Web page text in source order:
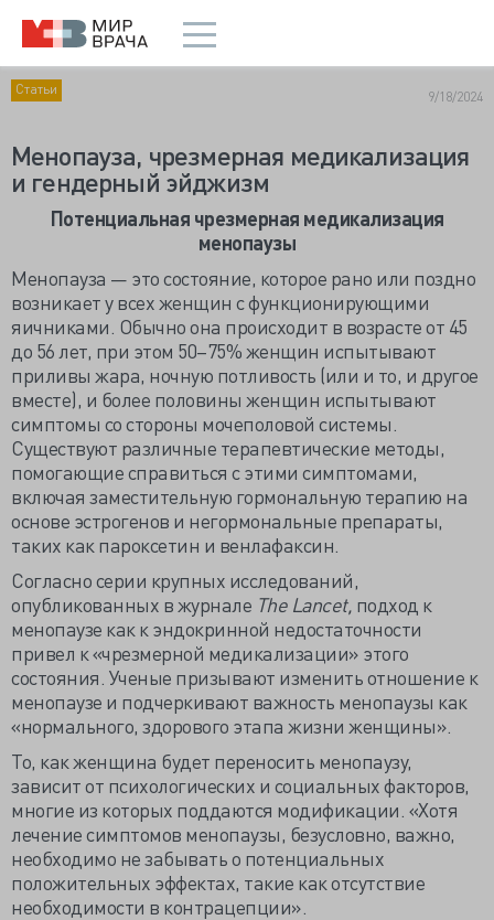
Статьи 9/18/2024
Менопауза, чрезмерная медикализация
и гендерный эйджизм
Потенциальная чрезмерная медикализация
менопаузы
Менопауза — это состояние, которое рано или поздно
возникает у всех женщин с функционирующими
яичниками. Обычно она происходит в возрасте от 45
до 56 лет, при этом 50–75% женщин испытывают
приливы жара, ночную потливость (или и то, и другое
вместе), и более половины женщин испытывают
симптомы со стороны мочеполовой системы.
Существуют различные терапевтические методы,
помогающие справиться с этими симптомами,
включая заместительную гормональную терапию на
основе эстрогенов и негормональные препараты,
таких как пароксетин и венлафаксин.
Согласно серии крупных исследований,
опубликованных в журнале The Lancet, подход к
менопаузе как к эндокринной недостаточности
привел к «чрезмерной медикализации» этого
состояния. Ученые призывают изменить отношение к
менопаузе и подчеркивают важность менопаузы как
«нормального, здорового этапа жизни женщины».
То, как женщина будет переносить менопаузу,
зависит от психологических и социальных факторов,
многие из которых поддаются модификации. «Хотя
лечение симптомов менопаузы, безусловно, важно,
необходимо не забывать о потенциальных
положительных эффектах, такие как отсутствие
необходимости в контрацепции».